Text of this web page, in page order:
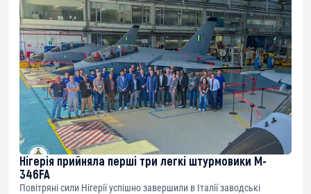
Нігерія прийняла перші три легкі штурмовики M-
346FA
Повітряні сили Нігерії успішно завершили в Італії заводські